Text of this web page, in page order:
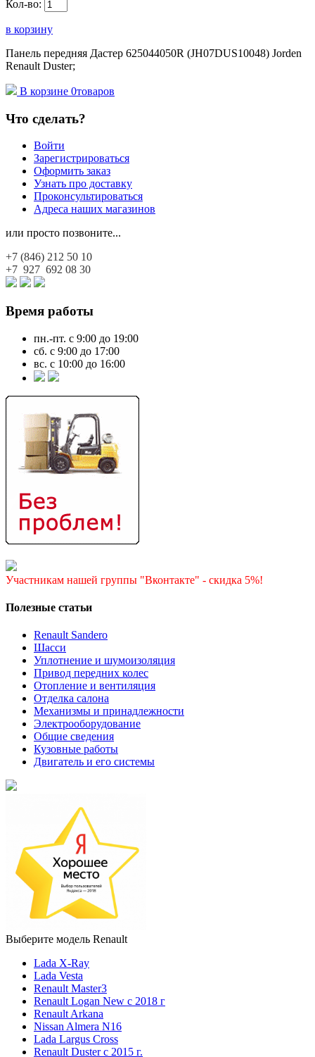
Кол-во:
в корзину
Панель передняя Дастер 625044050R (JH07DUS10048) Jorden
Renault Duster;
В корзине 0товаров
Что сделать?
Войти
Зарегистрироваться
Оформить заказ
Узнать про доставку
Проконсультироваться
Адреса наших магазинов
или просто позвоните...
+7 (846) 212 50 10
+7 927 692 08 30
Время работы
пн.-пт. с 9:00 до 19:00
сб. с 9:00 до 17:00
вс. с 10:00 до 16:00
Участникам нашей группы "Вконтакте" - скидка 5%!
Полезные статьи
Renault Sandero
Шасси
Уплотнение и шумоизоляция
Привод передних колес
Отопление и вентиляция
Отделка салона
Механизмы и принадлежности
Электрооборудование
Общие сведения
Кузовные работы
Двигатель и его системы
Выберите модель Renault
Lada X-Ray
Lada Vesta
Renault Master3
Renault Logan New с 2018 г
Renault Arkana
Nissan Almera N16
Lada Largus Cross
Renault Duster с 2015 г.